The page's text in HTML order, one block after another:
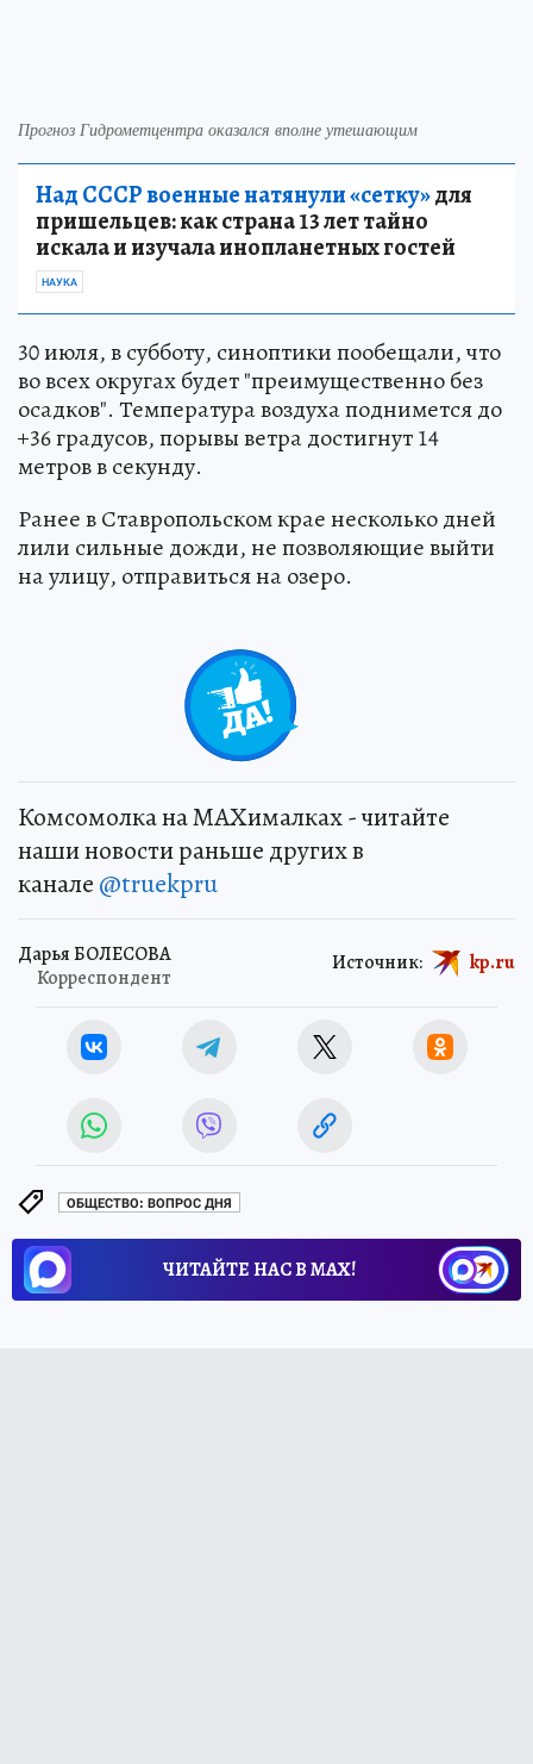
Прогноз Гидрометцентра оказался вполне утешающим
Над СССР военные натянули «сетку»для
пришельцев: как страна 13 лет тайно
искала и изучала инопланетных гостей
НАУКА
30 июля, в субботу, синоптики пообещали, что
во всех округах будет "преимущественно без
осадков". Температура воздуха поднимется до
+36 градусов, порывы ветра достигнут 14
метров в секунду.
Ранее в Ставропольском крае несколько дней
лили сильные дожди, не позволяющие выйти
на улицу, отправиться на озеро.
Комсомолка на MAXималках - читайте
наши новости раньше других в
канале @truekpru
Дарья БОЛЕСОВА
Корреспондент
Источник: kp.ru
ОБЩЕСТВО: ВОПРОС ДНЯ
ЧИТАЙТЕ НАС В МАХ!